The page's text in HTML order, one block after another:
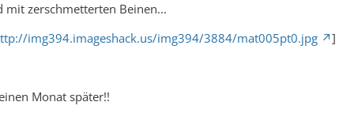
mit zerschmetterten Beinen...
img394.imageshack.us/img394/3884/mat005pt0.jpg
]
Monat später!!